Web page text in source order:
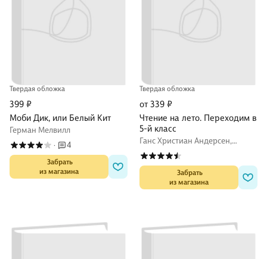
Твердая обложка
399 ₽
Моби Дик, или Белый Кит
Герман Мелвилл
· 4
Забрать
из магазина
Твердая обложка
от 339 ₽
Чтение на лето. Переходим в
5-й класс
Ганс Христиан Андерсен,
Константин Бальмонт, Михаил
Лермонтов
Забрать
из магазина